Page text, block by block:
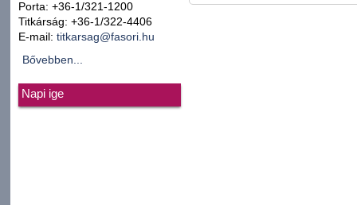
Porta: +36-1/321-1200
Titkárság: +36-1/322-4406
E-mail: titkarsag@fasori.hu
Bővebben...
Napi ige